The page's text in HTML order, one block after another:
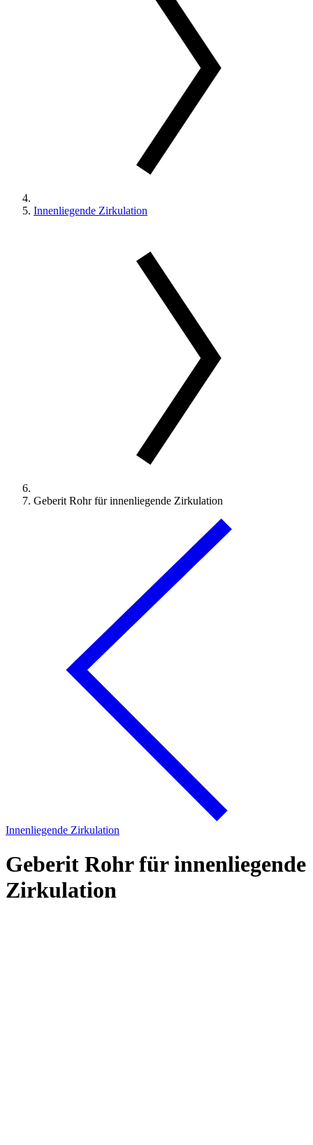
Innenliegende Zirkulation
Geberit Rohr für innenliegende Zirkulation
Innenliegende Zirkulation
Geberit Rohr für innenliegende
Zirkulation